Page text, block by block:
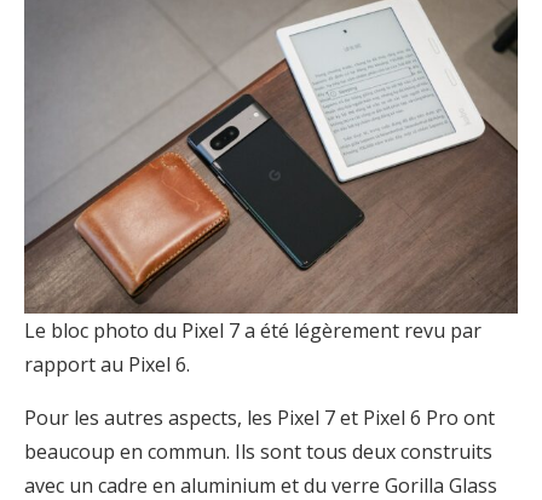
Le bloc photo du Pixel 7 a été légèrement revu par
rapport au Pixel 6.
Pour les autres aspects, les Pixel 7 et Pixel 6 Pro ont
beaucoup en commun. Ils sont tous deux construits
avec un cadre en aluminium et du verre Gorilla Glass